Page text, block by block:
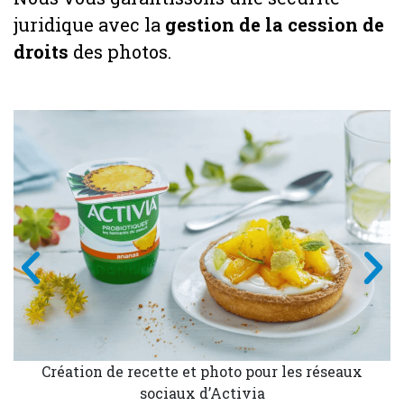
juridique avec la gestion de la cession de
droits des photos.
Création de recette et photo pour les réseaux
sociaux d’Activia